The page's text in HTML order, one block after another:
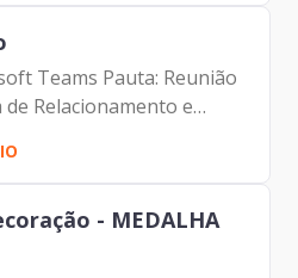
Teams Pauta: Reunião
Relacionamento e
-
| Prodam-SP -
- MEDALHA